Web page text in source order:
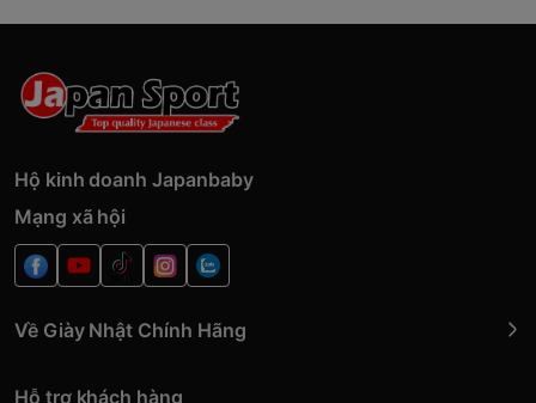
Hộ kinh doanh Japanbaby
Mạng xã hội
Về Giày Nhật Chính Hãng
Hỗ trợ khách hàng